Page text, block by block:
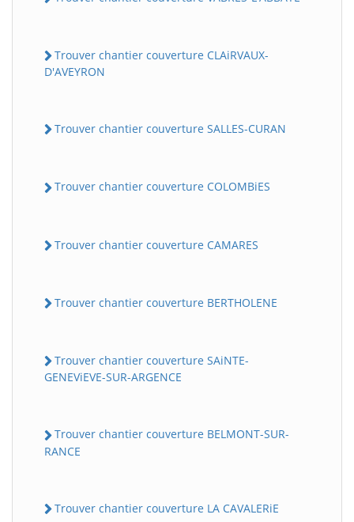
Trouver chantier couverture CLAiRVAUX-
D'AVEYRON
Trouver chantier couverture SALLES-CURAN
Trouver chantier couverture COLOMBiES
Trouver chantier couverture CAMARES
Trouver chantier couverture BERTHOLENE
Trouver chantier couverture SAiNTE-
GENEViEVE-SUR-ARGENCE
Trouver chantier couverture BELMONT-SUR-
RANCE
Trouver chantier couverture LA CAVALERiE